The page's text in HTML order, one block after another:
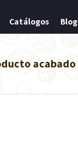
Catálogos Blog
acabado